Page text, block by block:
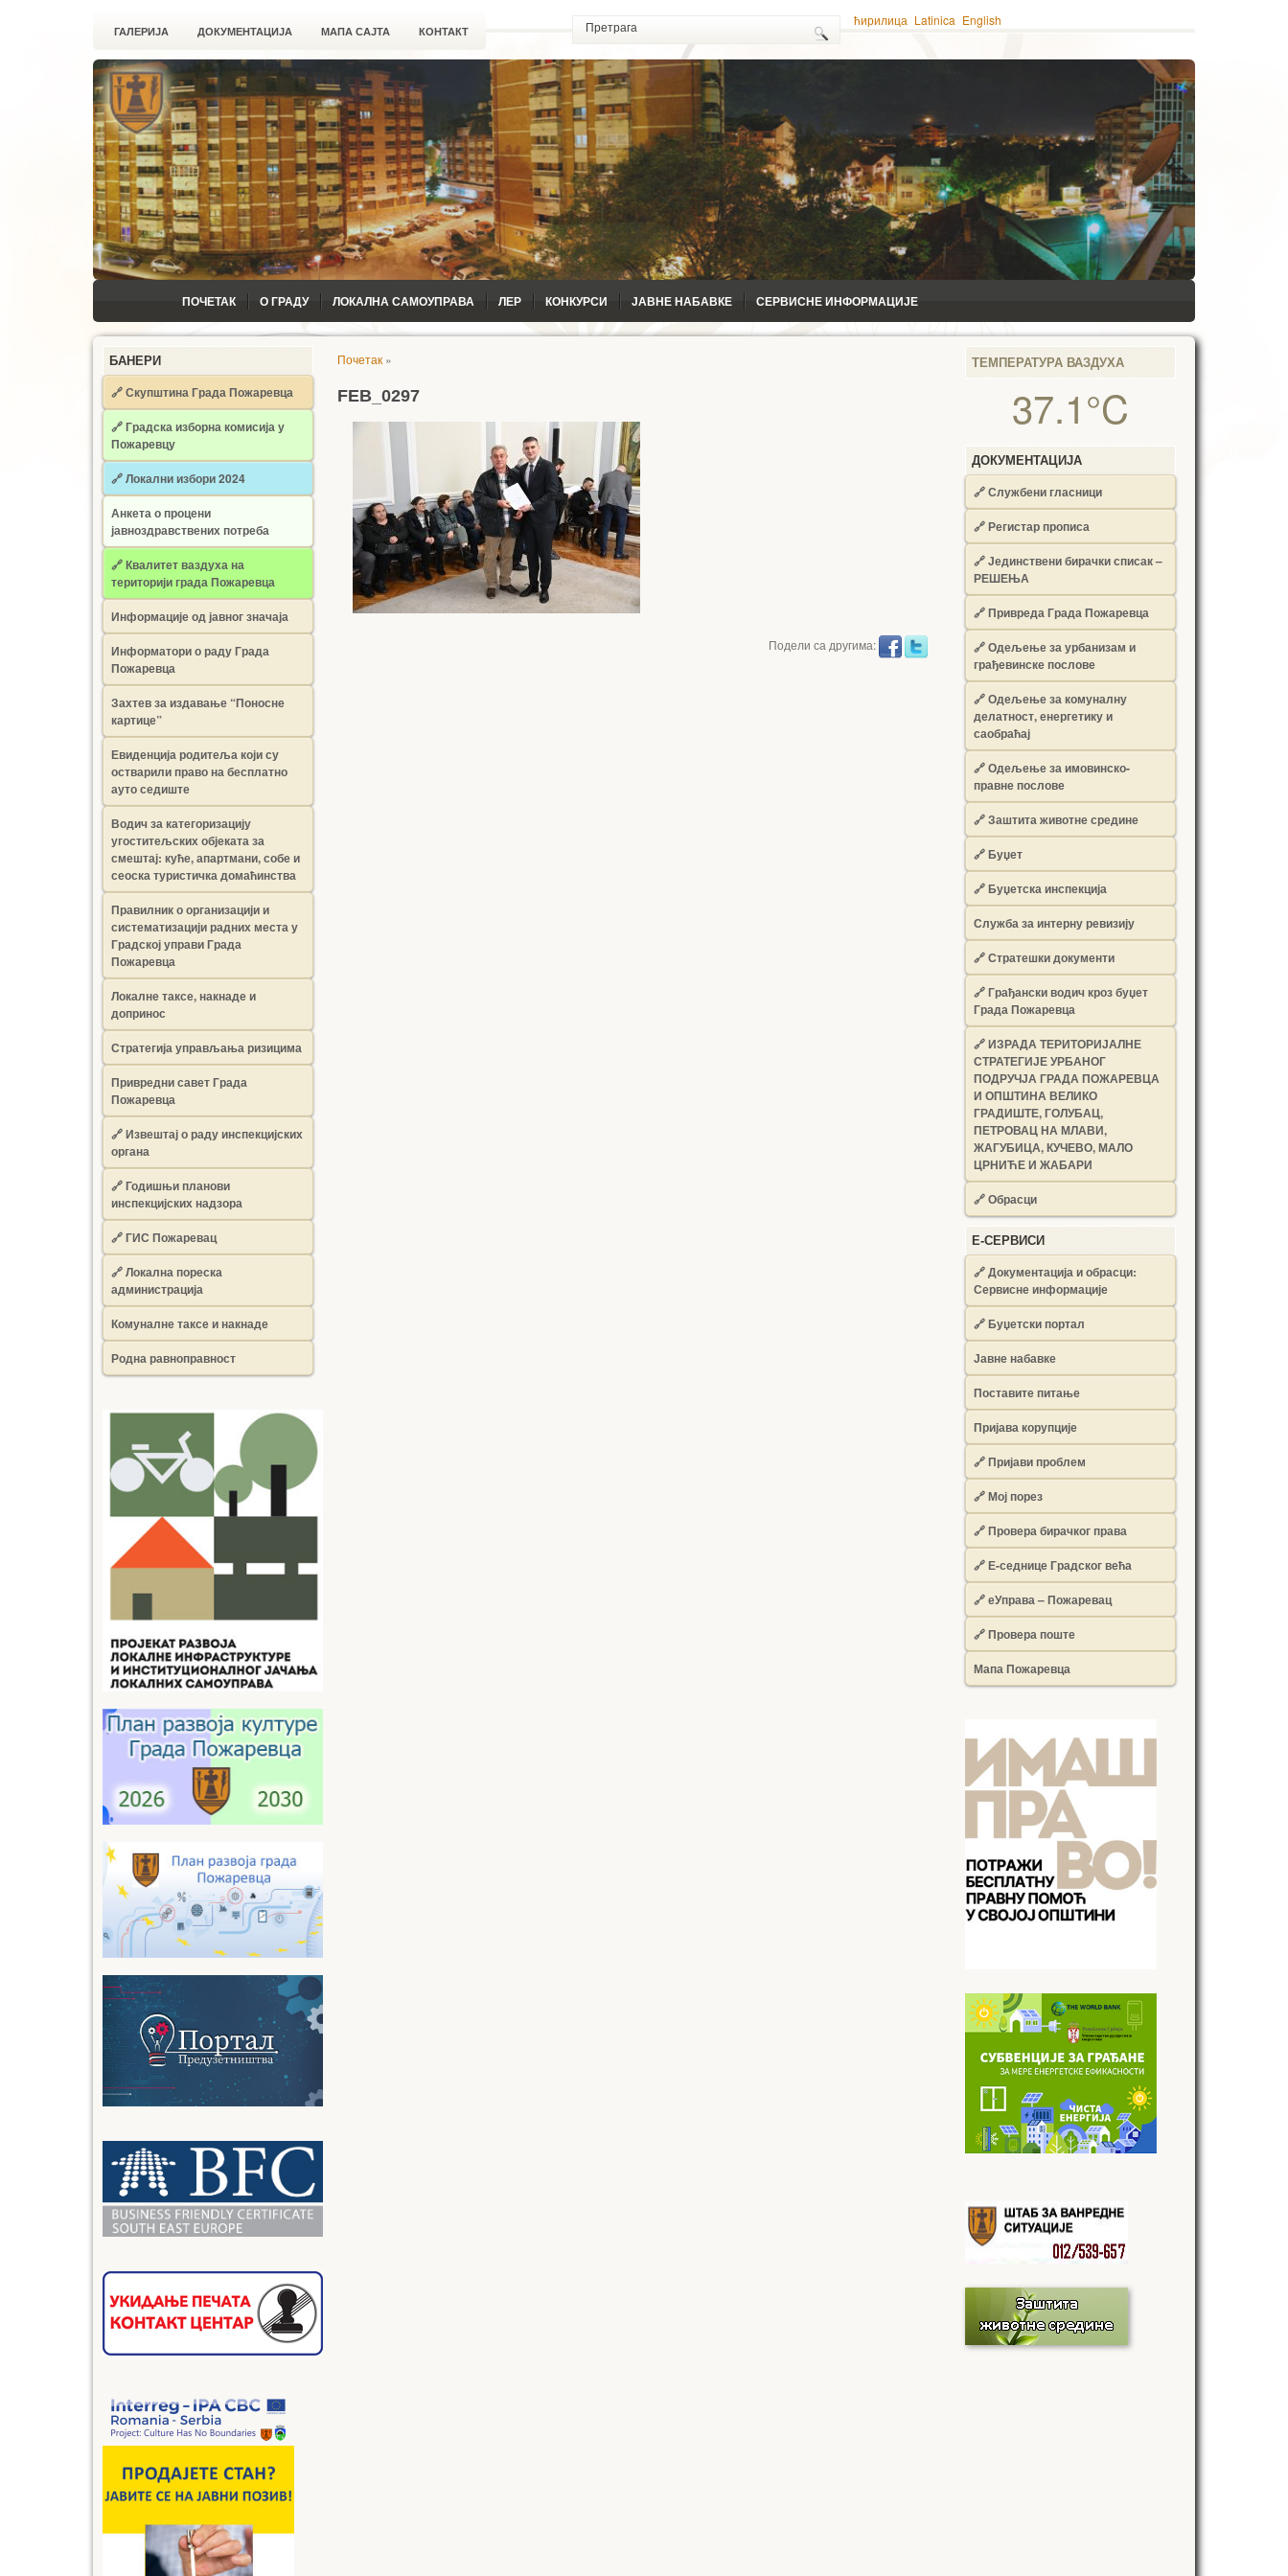
ГАЛЕРИЈА ДОКУМЕНТАЦИЈА МАПА САЈТА КОНТАКТ
ћирилица Latinica English
ПОЧЕТАК О ГРАДУ ЛОКАЛНА САМОУПРАВА ЛЕР КОНКУРСИ ЈАВНЕ НАБАВКЕ СЕРВИСНЕ ИНФОРМАЦИЈЕ
БАНЕРИ
🔗 Скупштина Града Пожаревца
🔗Градска изборна комисија у
Пожаревцу
🔗 Локални избори 2024
Анкета о процени
јавноздравствених потреба
🔗 Квалитет ваздуха на
територији града Пожаревца
Информације од јавног значаја
Информатори о раду Града
Пожаревца
Захтев за издавање “Поносне
картице”
Евиденција родитеља који су
остварили право на бесплатно
ауто седиште
Водич за категоризацију
угоститељских објеката за
смештај: куће, апартмани, собе и
сеоска туристичка домаћинства
Правилник о организацији и
систематизацији радних места у
Градској управи Града
Пожаревца
Локалне таксе, накнаде и
допринос
Стратегија управљања ризицима
Привредни савет Града
Пожаревца
🔗Извештај о раду инспекцијских
органа
🔗Годишњи планови
инспекцијских надзора
🔗 ГИС Пожаревац
🔗 Локална пореска
администрација
Комуналне таксе и накнаде
Родна равноправност
Почетак »
FEB_0297
Подели са другима:
ТЕМПЕРАТУРА ВАЗДУХА
37.1°C
ДОКУМЕНТАЦИЈА
🔗Службени гласници
🔗Регистар прописа
🔗Јединствени бирачки списак –
РЕШЕЊА
🔗Привреда Града Пожаревца
🔗Одељење за урбанизам и
грађевинске послове
🔗Одељење за комуналну
делатност, енергетику и
саобраћај
🔗Одељење за имовинско-
правне послове
🔗Заштита животне средине
🔗Буџет
🔗Буџетска инспекција
Служба за интерну ревизију
🔗Стратешки документи
🔗Грађански водич кроз буџет
Града Пожаревца
🔗ИЗРАДА ТЕРИТОРИЈАЛНЕ
СТРАТЕГИЈЕ УРБАНОГ
ПОДРУЧЈА ГРАДА ПОЖАРЕВЦА
И ОПШТИНА ВЕЛИКО
ГРАДИШТЕ, ГОЛУБАЦ,
ПЕТРОВАЦ НА МЛАВИ,
ЖАГУБИЦА, КУЧЕВО, МАЛО
ЦРНИЋЕ И ЖАБАРИ
🔗Обрасци
Е-СЕРВИСИ
🔗 Документација и обрасци:
Сервисне информације
🔗 Буџетски портал
Јавне набавке
Поставите питање
Пријава корупције
🔗 Пријави проблем
🔗 Мој порез
🔗 Провера бирачког права
🔗 Е-седнице Градског већа
🔗 еУправа – Пожаревац
🔗 Провера поште
Мапа Пожаревца